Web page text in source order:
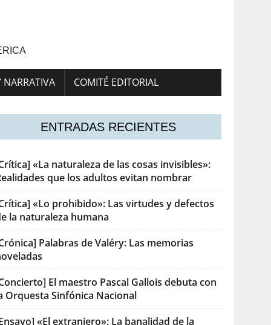
NARRATIVA COMITÉ EDITORIAL
ENTRADAS RECIENTES
«La naturaleza de las cosas invisibles»:
que los adultos evitan nombrar
«Lo prohibido»: Las virtudes y defectos
la naturaleza humana
Palabras de Valéry: Las memorias
El maestro Pascal Gallois debuta con
Orquesta Sinfónica Nacional
«El extranjero»: La banalidad de la